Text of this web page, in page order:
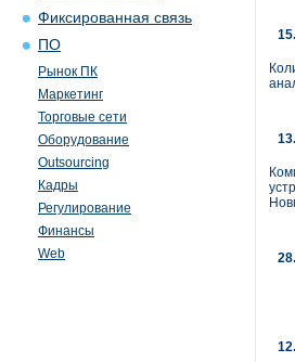
Фиксированная связь
ПО
Рынок ПК
Маркетинг
Торговые сети
Оборудование
Outsourcing
Кадры
Регулирование
Финансы
Web